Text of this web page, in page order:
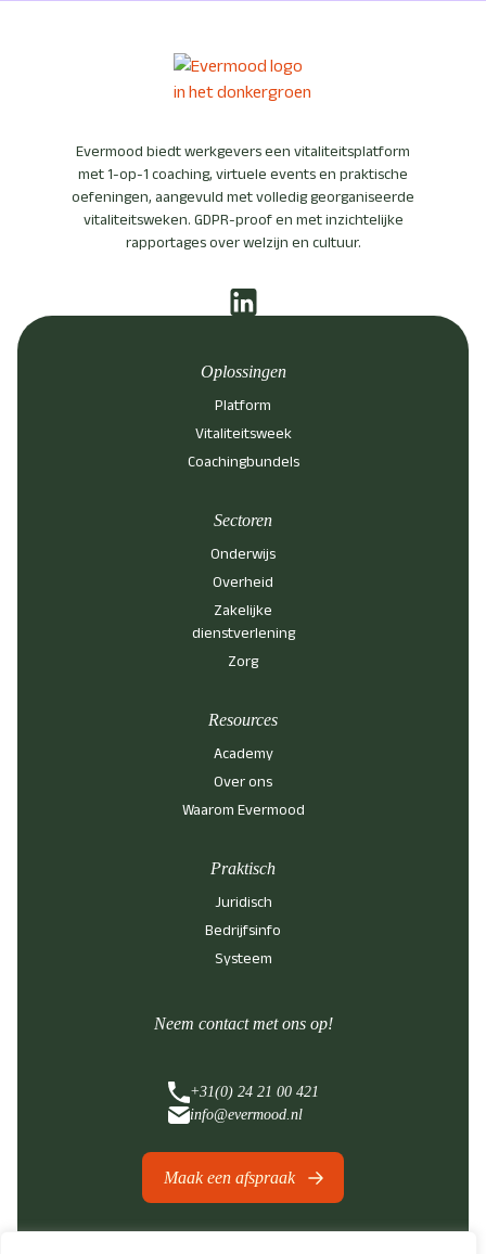
Evermood biedt werkgevers een vitaliteitsplatform
met 1-op-1 coaching, virtuele events en praktische
oefeningen, aangevuld met volledig georganiseerde
vitaliteitsweken. GDPR-proof en met inzichtelijke
rapportages over welzijn en cultuur.
Oplossingen
Platform
Vitaliteitsweek
Coachingbundels
Sectoren
Onderwijs
Overheid
Zakelijke
dienstverlening
Zorg
Resources
Academy
Over ons
Waarom Evermood
Praktisch
Juridisch
Bedrijfsinfo
Systeem
Neem contact met ons op!
+31(0) 24 21 00 421
info@evermood.nl
Maak een afspraak